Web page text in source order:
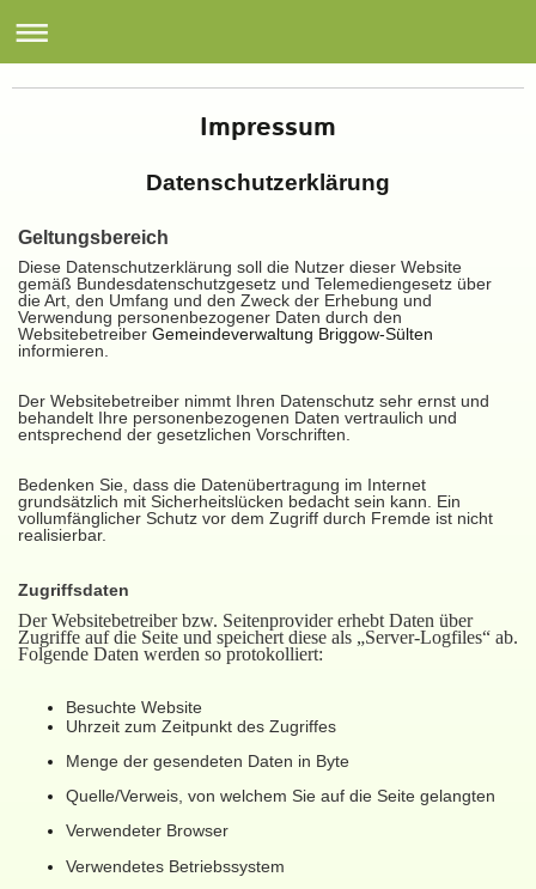
Impressum
Datenschutzerklärung
Geltungsbereich
Diese Datenschutzerklärung soll die Nutzer dieser Website
gemäß Bundesdatenschutzgesetz und Telemediengesetz über
die Art, den Umfang und den Zweck der Erhebung und
Verwendung personenbezogener Daten durch den
Websitebetreiber Gemeindeverwaltung Briggow-Sülten
informieren.
Der Websitebetreiber nimmt Ihren Datenschutz sehr ernst und
behandelt Ihre personenbezogenen Daten vertraulich und
entsprechend der gesetzlichen Vorschriften.
Bedenken Sie, dass die Datenübertragung im Internet
grundsätzlich mit Sicherheitslücken bedacht sein kann. Ein
vollumfänglicher Schutz vor dem Zugriff durch Fremde ist nicht
realisierbar.
Zugriffsdaten
Der Websitebetreiber bzw. Seitenprovider erhebt Daten über
Zugriffe auf die Seite und speichert diese als „Server-Logfiles“ ab.
Folgende Daten werden so protokolliert:
Besuchte Website
Uhrzeit zum Zeitpunkt des Zugriffes
Menge der gesendeten Daten in Byte
Quelle/Verweis, von welchem Sie auf die Seite gelangten
Verwendeter Browser
Verwendetes Betriebssystem